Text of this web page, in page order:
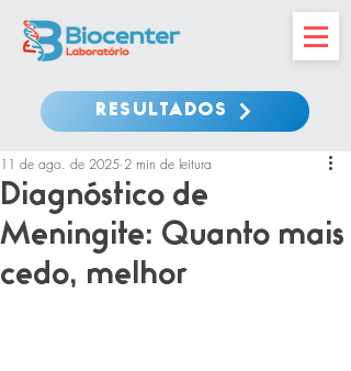
RESULTADOS
Diagnóstico de
Meningite: Quanto mais
cedo, melhor
11 de ago. de 2025 2 min de leitura